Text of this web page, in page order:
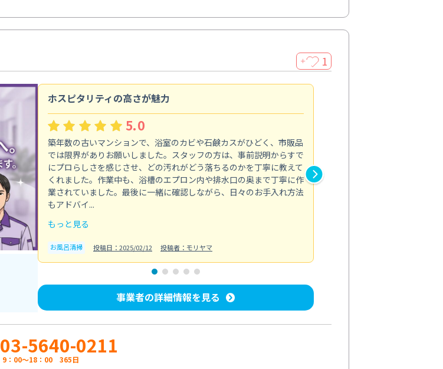
＋ 1
ホスピタリティの高さが魅力
5.0
築年数の古いマンションで、浴室のカビや石鹸カスがひどく、市販品
では限界がありお願いしました。スタッフの方は、事前説明からすで
にプロらしさを感じさせ、どの汚れがどう落ちるのかを丁寧に教えて
くれました。作業中も、浴槽のエプロン内や排水口の奥まで丁寧に作
業されていました。最後に一緒に確認しながら、日々のお手入れ方法
もアドバイ...
もっと見る
お風呂清掃 投稿日：2025/02/12 投稿者：モリヤマ
事業者の詳細情報を見る
03-5640-0211
9：00～18：00 365日